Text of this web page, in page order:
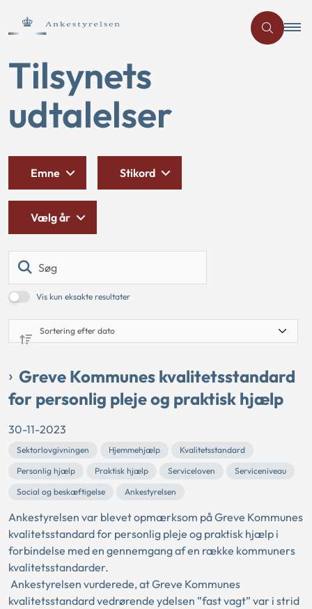
Tilsynets
udtalelser
Vis kun eksakte resultater
Emne Stikord
Vælg år
Greve Kommunes kvalitetsstandard
for personlig pleje og praktisk hjælp
30-11-2023
Sektorlovgivningen Hjemmehjælp
Kvalitetsstandard
Personlig hjælp
Praktisk hjælp Serviceloven
Serviceniveau
Social og beskæftigelse
Ankestyrelsen
Ankestyrelsen var blevet opmærksom på Greve Kommunes
kvalitetsstandard for personlig pleje og praktisk hjælp i
forbindelse med en gennemgang af en række kommuners
kvalitetsstandarder.
Ankestyrelsen vurderede, at Greve Kommunes
kvalitetsstandard vedrørende ydelsen ”fast vagt” var i strid